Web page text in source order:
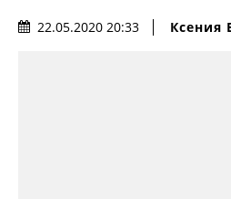
22.05.2020 20:33 Ксения